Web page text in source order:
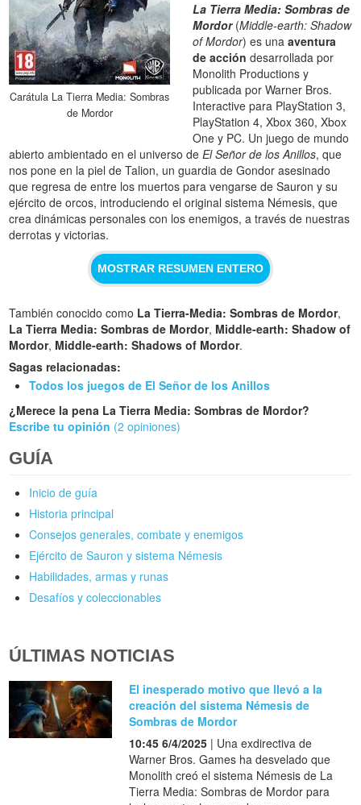
Carátula La Tierra Media: Sombras
de Mordor
La Tierra Media: Sombras de
Mordor(Middle-earth: Shadow
of Mordor) es unaaventura
de acción desarrollada por
Monolith Productions y
publicada por Warner Bros.
Interactive para PlayStation 3,
PlayStation 4, Xbox 360, Xbox
One y PC. Un juego de mundo
abierto ambientado en el universo deEl Señor de los Anillos, que
nos pone en la piel de Talion, un guardia de Gondor asesinado
que regresa de entre los muertos para vengarse de Sauron y su
ejército de orcos, introduciendo el original sistema Némesis, que
crea dinámicas personales con los enemigos, a través de nuestras
derrotas y victorias.
MOSTRAR RESUMEN ENTERO
También conocido como La Tierra-Media: Sombras de Mordor,
La Tierra Media: Sombras de Mordor, Middle-earth: Shadow of
Mordor, Middle-earth: Shadows of Mordor.
Sagas relacionadas:
Todos los juegos de El Señor de los Anillos
¿Merece la pena La Tierra Media: Sombras de Mordor?
Escribe tu opinión (2 opiniones)
GUÍA
Inicio de guía
Historia principal
Consejos generales, combate y enemigos
Ejército de Sauron y sistema Némesis
Habilidades, armas y runas
Desafíos y coleccionables
ÚLTIMAS NOTICIAS
El inesperado motivo que llevó a la
creación del sistema Némesis de
Sombras de Mordor
10:45 6/4/2025 | Una exdirectiva de
Warner Bros. Games ha desvelado que
Monolith creó el sistema Némesis de La
Tierra Media: Sombras de Mordor para